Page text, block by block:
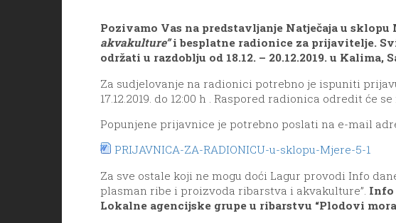
Pozivamo Vas na predstavljanje Natječaja u sklopu
akvakulture”i besplatne radionice za prijavitelje.
održati u razdoblju od 18.12. – 20.12.2019. u
Za sudjelovanje na radionici potrebno je ispuniti
17.12.2019. do 12:00 h . Raspored radionica odredit će
Popunjene prijavnice je potrebno poslati na e-mail
PRIJAVNICA-ZA-RADIONICU-u-sklopu-Mjere-5-1
Za sve ostale koji ne mogu doći Lagur provodi Info
plasman ribe i proizvoda ribarstva i akvakulture”. Info
Lokalne agencijske grupe u ribarstvu “Plodovi